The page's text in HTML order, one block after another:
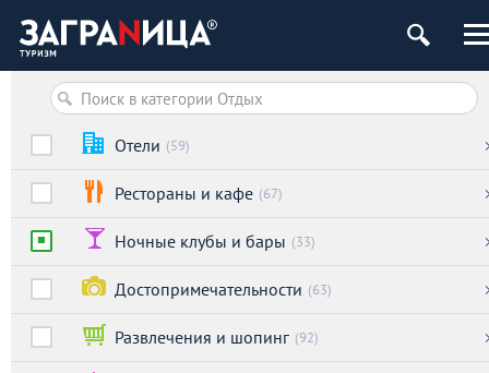
Отели (59)
Рестораны и кафе (67)
Ночные клубы и бары (33)
Достопримечательности (63)
Развлечения и шопинг (92)